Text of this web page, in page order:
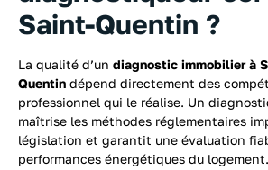
Saint-Quentin ?
La qualité d’un diagnostic immobilier à
Quentin dépend directement des
professionnel qui le réalise. Un
maîtrise les méthodes réglementaires
législation et garantit une évaluation
performances énergétiques du logement.